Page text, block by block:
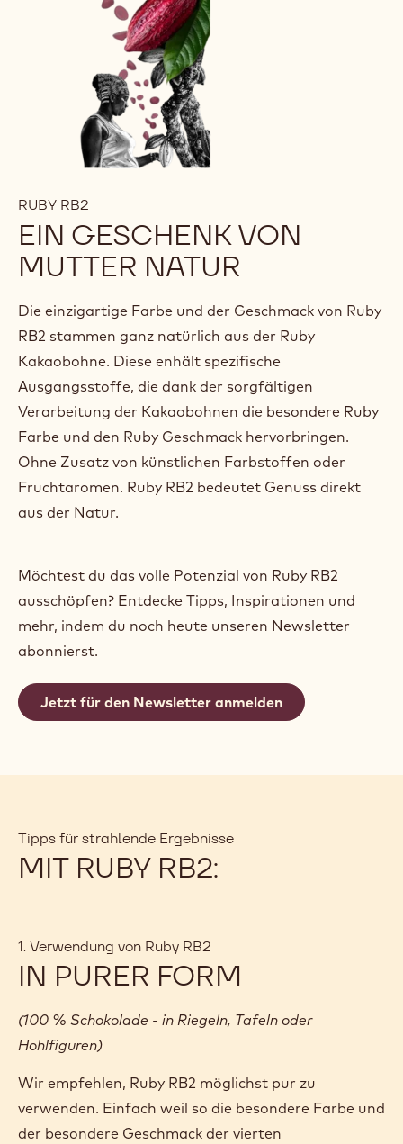
RUBY RB2
EIN GESCHENK VON
MUTTER NATUR
Die einzigartige Farbe und der Geschmack von Ruby
RB2 stammen ganz natürlich aus der Ruby
Kakaobohne. Diese enhält spezifische
Ausgangsstoffe, die dank der sorgfältigen
Verarbeitung der Kakaobohnen die besondere Ruby
Farbe und den Ruby Geschmack hervorbringen.
Ohne Zusatz von künstlichen Farbstoffen oder
Fruchtaromen. Ruby RB2 bedeutet Genuss direkt
aus der Natur.
Möchtest du das volle Potenzial von Ruby RB2
ausschöpfen? Entdecke Tipps, Inspirationen und
mehr, indem du noch heute unseren Newsletter
abonnierst.
Jetzt für den Newsletter anmelden
Tipps für strahlende Ergebnisse
MIT RUBY RB2:
1. Verwendung von Ruby RB2
IN PURER FORM
(100 % Schokolade - in Riegeln, Tafeln oder
Hohlfiguren)
Wir empfehlen, Ruby RB2 möglichst pur zu
verwenden. Einfach weil so die besondere Farbe und
der besondere Geschmack der vierten